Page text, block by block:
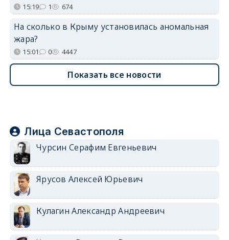
15:19 1 674
На сколько в Крыму установилась аномальная
жара?
15:01 0 4447
Показать все новости
Лица Севастополя
Чурсин Серафим Евгеньевич
Ярусов Алексей Юрьевич
Кулагин Александр Андреевич